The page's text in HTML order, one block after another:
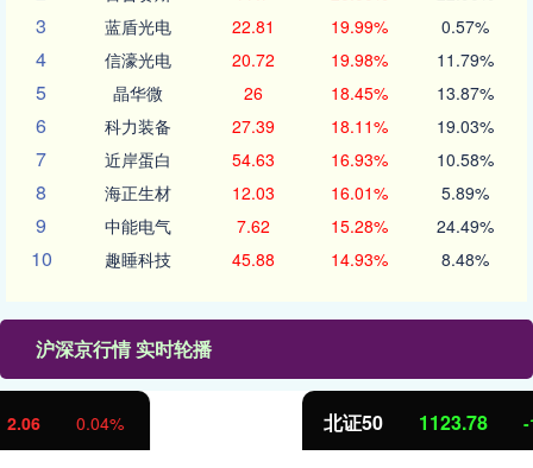
3 蓝盾光电 22.81 19.99% 0.57%
4 信濠光电 20.72 19.98% 11.79%
5 晶华微 26 18.45% 13.87%
6 科力装备 27.39 18.11% 19.03%
7 近岸蛋白 54.63 16.93% 10.58%
8 海正生材 12.03 16.01% 5.89%
9 中能电气 7.62 15.28% 24.49%
10 趣睡科技 45.88 14.93% 8.48%
沪深京行情 实时轮播
北证50 -10.46 -0.92%